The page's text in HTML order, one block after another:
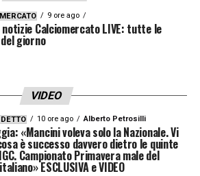
9 ore ago
notizie Calciomercato LIVE: tutte le
giorno
VIDEO
10 ore ago Alberto Petrosilli
«Mancini voleva solo la Nazionale. Vi
è successo davvero dietro le quinte
Campionato Primavera male del
ESCLUSIVA e VIDEO